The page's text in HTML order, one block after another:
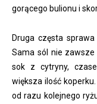
gorącego bulionu i
Druga częsta
Sama sól nie
sok z cytryny,
większa ilość
od razu kolejnego